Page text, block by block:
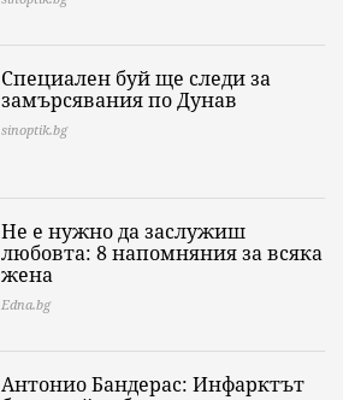
Специален буй ще следи за
замърсявания по Дунав
sinoptik.bg
Не е нужно да заслужиш
любовта: 8 напомняния за всяка
жена
Edna.bg
Антонио Бандерас: Инфарктът